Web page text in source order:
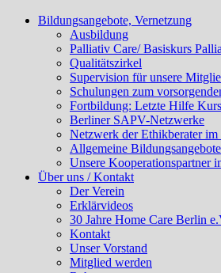
Bildungsangebote, Vernetzung
Ausbildung
Palliativ Care/ Basiskurs
Qualitätszirkel
Supervision für unsere
Schulungen zum
Fortbildung: Letzte Hilfe
Berliner SAPV-Netzwerke
Netzwerk der Ethikberater im
Allgemeine Bildungsangebote
Unsere Kooperationspartner
Über uns / Kontakt
Der Verein
Erklärvideos
30 Jahre Home Care Berlin
Kontakt
Unser Vorstand
Mitglied werden